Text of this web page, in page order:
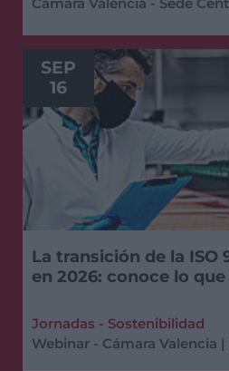
SEP
16
La transición de la ISO
en 2026: conoce lo
Jornadas - Sostenibilidad
Webinar - Cámara Valencia